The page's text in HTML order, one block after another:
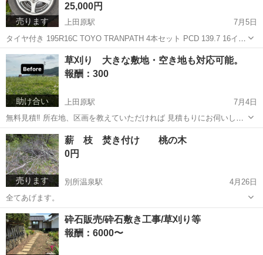
売ります
25,000円
上田原駅
7月5日
タイヤ付き 195R16C TOYO TRANPATH 4本セット PCD 139.7 16イン
チ 5.5J +20 溝はまだあります！ JB23 5型に履いていました。 車両売
却のため、出品致します。
長野 上田市 上田原駅 タイヤ、ホイール ホイール
助け合い
草刈り 大きな敷地・空き地も対応可能。
報酬：300
上田原駅
7月4日
無料見積‼️ 所在地、区画を教えていただければ 見積もりにお伺いしま
す。 斜面等の見積は下記の金額と異なる場合がございます。 あらかじ
めご了承ください。 広く、平らに近い土地 50cm以下の草 1㎡あたり
300円 5...
長野 上田市 上田原駅 手伝いたい/助けたい
売ります
薪 枝 焚き付け 桃の木
0円
別所温泉駅
4月26日
全てあげます。
長野 小県郡 別所温泉駅 その他
砕石販売/砕石敷き工事/草刈り等
報酬：6000〜